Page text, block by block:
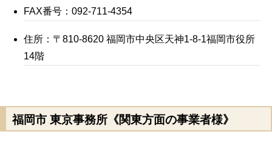
FAX番号：092-711-4354
住所：〒810-8620 福岡市中央区天神1-8-1福岡市役所
14階
福岡市 東京事務所《関東方面の事業者様》